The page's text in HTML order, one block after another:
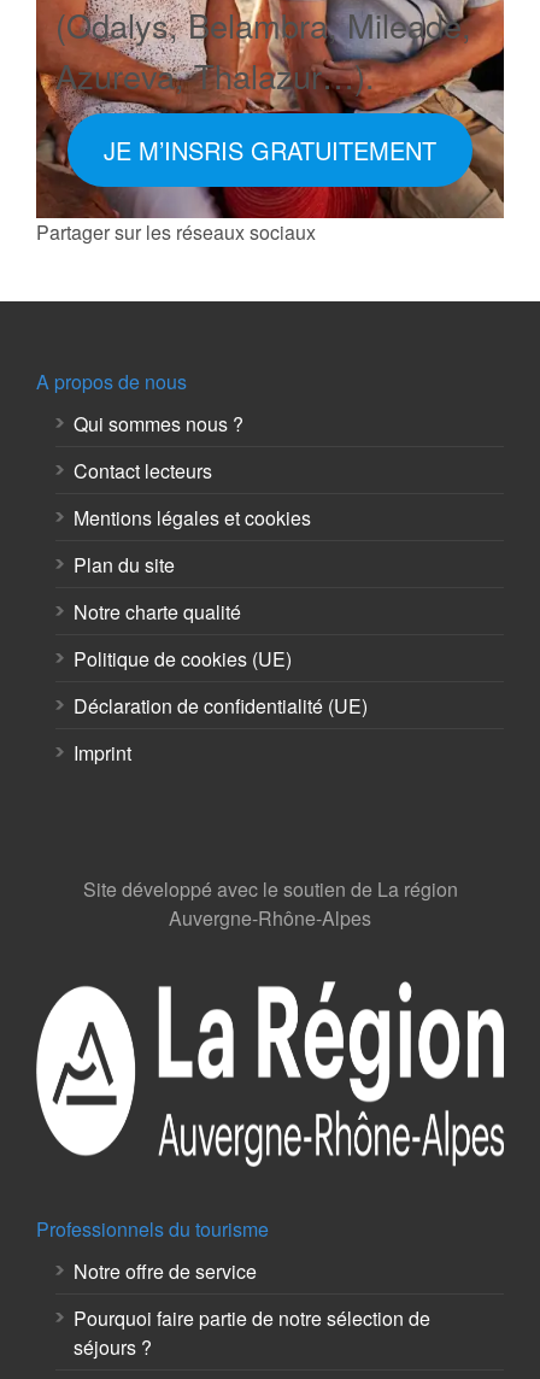
(Odalys, Belambra, Mileade,
Azureva, Thalazur…).
JE M’INSRIS GRATUITEMENT
Partager sur les réseaux sociaux
A propos de nous
Qui sommes nous ?
Contact lecteurs
Mentions légales et cookies
Plan du site
Notre charte qualité
Politique de cookies (UE)
Déclaration de confidentialité (UE)
Imprint
Site développé avec le soutien de La région
Auvergne-Rhône-Alpes
Professionnels du tourisme
Notre offre de service
Pourquoi faire partie de notre sélection de
séjours ?